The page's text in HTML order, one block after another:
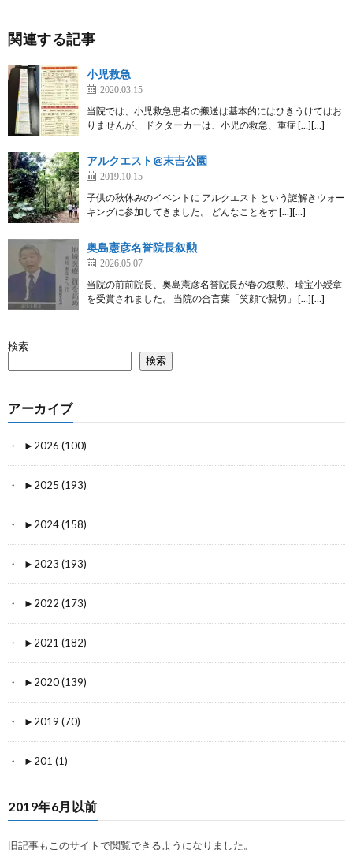
関連する記事
小児救急
2020.03.15
当院では、小児救急患者の搬送は基本的にはひきうけてはお
りませんが、 ドクターカーは、小児の救急、重症 […][…]
アルクエスト@末吉公園
2019.10.15
子供の秋休みのイベントに アルクエスト という謎解きウォー
キングに参加してきました。 どんなことをす […][…]
奥島憲彦名誉院長叙勲
2026.05.07
当院の前前院長、奥島憲彦名誉院長が春の叙勲、瑞宝小綬章
を受賞されました。 当院の合言葉「笑顔で親切」 […][…]
検索
検索
アーカイブ
► 2026 (100)
► 2025 (193)
► 2024 (158)
► 2023 (193)
► 2022 (173)
► 2021 (182)
► 2020 (139)
► 2019 (70)
► 201 (1)
2019年6月以前
旧記事もこのサイトで閲覧できるようになりました。